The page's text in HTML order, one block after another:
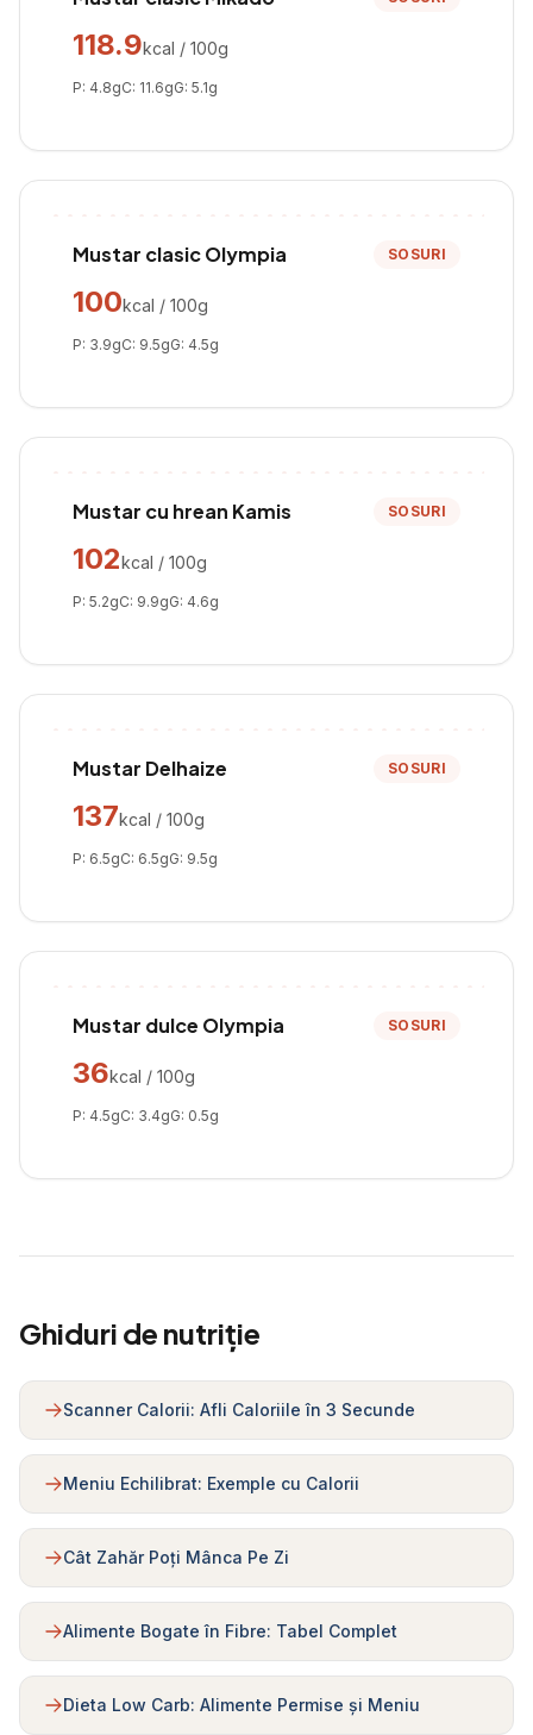
118.9kcal / 100g
P: 4.8gC: 11.6gG: 5.1g
Mustar clasic Olympia SOSURI
100kcal / 100g
P: 3.9gC: 9.5gG: 4.5g
Mustar cu hrean Kamis SOSURI
102kcal / 100g
P: 5.2gC: 9.9gG: 4.6g
Mustar Delhaize SOSURI
137kcal / 100g
P: 6.5gC: 6.5gG: 9.5g
Mustar dulce Olympia SOSURI
36kcal / 100g
P: 4.5gC: 3.4gG: 0.5g
Ghiduri de nutriție
Scanner Calorii: Afli Caloriile în 3 Secunde
Meniu Echilibrat: Exemple cu Calorii
Cât Zahăr Poți Mânca Pe Zi
Alimente Bogate în Fibre: Tabel Complet
Dieta Low Carb: Alimente Permise și Meniu